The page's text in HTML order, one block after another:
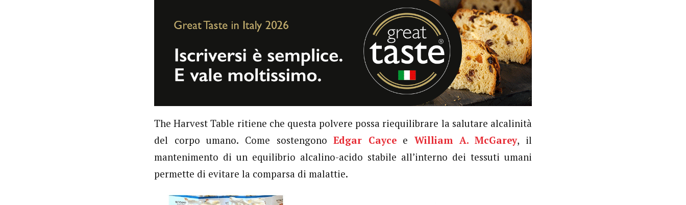
The Harvest Table ritiene che questa polvere possa riequilibrare la salutare alcalinità
del corpo umano. Come sostengonoEdgar CayceeWilliam A. McGarey, il
mantenimento di un equilibrio alcalino-acido stabile all’interno dei tessuti umani
permette di evitare la comparsa di malattie.